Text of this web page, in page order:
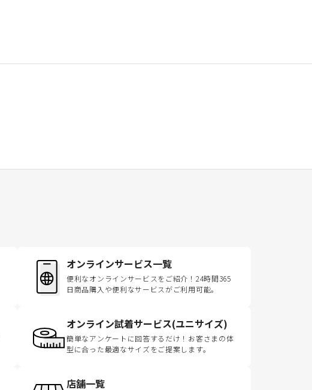
オンラインサービス一覧
便利なオンラインサービスをご紹介！24時間365
日商品購入や便利なサービスがご利用可能。
オンライン試着サービス(ユニサイズ)
簡単なアンケートに回答するだけ！お客さまの体
型に合った最適なサイズをご提案します。
店舗一覧